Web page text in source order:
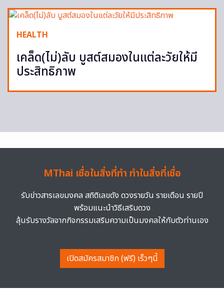
HEALTH
เคล็ด(ไม่)ลับ บูสต์สมองในแต่ละวัยให้มี
ประสิทธิภาพ
MThai เชื่อในสิ่งที่ทำ ทำในสิ่งที่เชื่อ
รับข่าวสารเลขมงคล สถิติเลขดัง ดวงรายวัน รายเดือน รายปี
พร้อมแนะนำวิธีเสริมดวง
ลุ้นรับรางวัลจากกิจกรรมเสริมความเป็นมงคลให้กับตัวท่านเอง
เปิดสมัครสมาชิก (ฟรี) เร็วๆนี้